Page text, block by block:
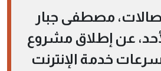
مصطفى جبار
عن إطلاق مشروع
خدمة الإنترنت